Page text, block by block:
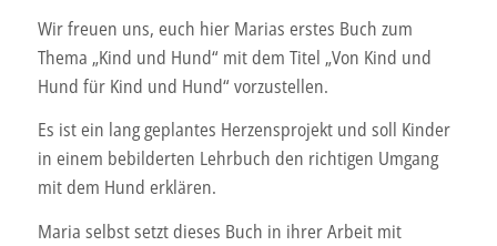
Wir freuen uns, euch hier Marias erstes Buch zum
Thema „Kind und Hund“ mit dem Titel „Von Kind und
Hund für Kind und Hund“ vorzustellen.
Es ist ein lang geplantes Herzensprojekt und soll Kinder
in einem bebilderten Lehrbuch den richtigen Umgang
mit dem Hund erklären.
Maria selbst setzt dieses Buch in ihrer Arbeit mit